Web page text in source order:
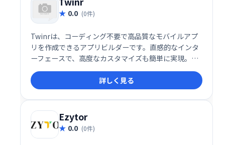
す。
0.0 (0件)
Twinrは、コーディング不要で高品質なモバイルアプ
リを作成できるアプリビルダーです。直感的なインタ
ーフェースで、高度なカスタマイズも簡単に実現。複
雑な開発工程を省き、迅速かつ柔軟に独自のアプリを
制作できます。 あなたのアイデアを、手軽にアプリ
に。
詳しく見る
Ezytor
0.0 (0件)